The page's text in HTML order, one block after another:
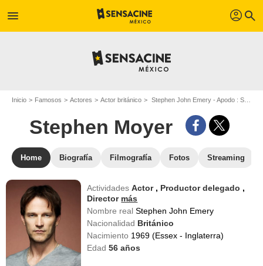
menu profil search
Inicio Famosos Actores Actor británico Stephen John Emery - Apodo : Stephen Moyer
Stephen Moyer
Home Biografía Filmografía Fotos Streaming
ActividadesActor , Productor delegado ,
Director más
Nombre realStephen John Emery
Nacionalidad Británico
Nacimiento 1969 (Essex - Inglaterra)
Edad56 años